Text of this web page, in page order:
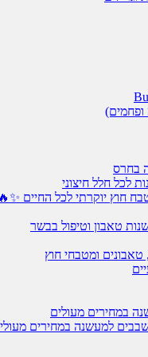
ופחמים)
בחרס
לכל חלל חיצוני
טאבונים ומטבחי חוץ
במחירים מעולים
למעשנה במחירים